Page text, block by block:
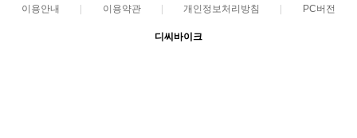
이용안내 이용약관 개인정보처리방침 PC버전
디씨바이크